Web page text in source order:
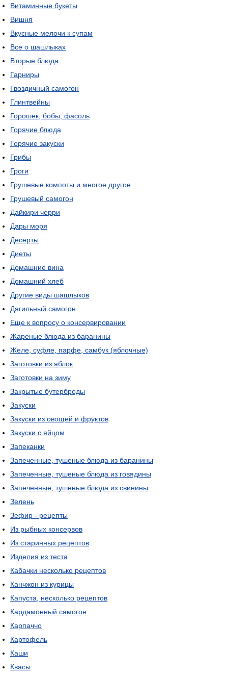
Витаминные букеты
Вишня
Вкусные мелочи к супам
Все о шашлыках
Вторые блюда
Гарниры
Гвоздичный самогон
Глинтвейны
Горошек, бобы, фасоль
Горячие блюда
Горячие закуски
Грибы
Гроги
Грушевые компоты и многое другое
Грушевый самогон
Дайкири черри
Дары моря
Десерты
Диеты
Домашние вина
Домашний хлеб
Другие виды шашлыков
Дягильный самогон
Еще к вопросу о консервировании
Жареные блюда из баранины
Желе, суфле, парфе, самбук (яблочные)
Заготовки из яблок
Заготовки на зиму
Закрытые бутерброды
Закуски
Закуски из овощей и фруктов
Закуски с яйцом
Запеканки
Запеченные, тушеные блюда из баранины
Запеченные, тушеные блюда из говядины
Запеченные, тушеные блюда из свинины
Зелень
Зефир - рецепты
Из рыбных консервов
Из старинных рецептов
Изделия из теста
Кабачки несколько рецептов
Канчжон из курицы
Капуста, несколько рецептов
Кардамонный самогон
Карпаччо
Картофель
Каши
Квасы